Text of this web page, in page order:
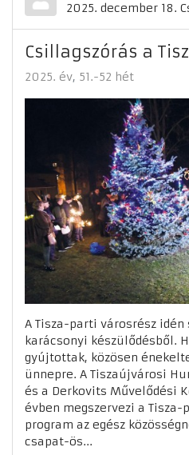
2025. december 18.
Csillagszórás a
2025. év 51.-52 hét
A Tisza-parti városrész idén
karácsonyi készülődésből.
gyújtottak, közösen
ünnepre. A Tiszaújvárosi
és a Derkovits Művelődési
évben megszervezi a
program az egész
csapat-ös...